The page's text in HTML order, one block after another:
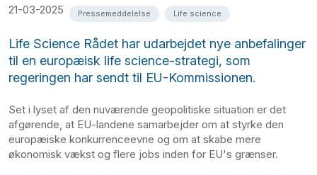
21-03-2025 Pressemeddelelse Life science
Life Science Rådet har udarbejdet nye anbefalinger
til en europæisk life science-strategi, som
regeringen har sendt til EU-Kommissionen.
Set i lyset af den nuværende geopolitiske situation er det
afgørende, at EU-landene samarbejder om at styrke den
europæiske konkurrenceevne og om at skabe mere
økonomisk vækst og flere jobs inden for EU's grænser.